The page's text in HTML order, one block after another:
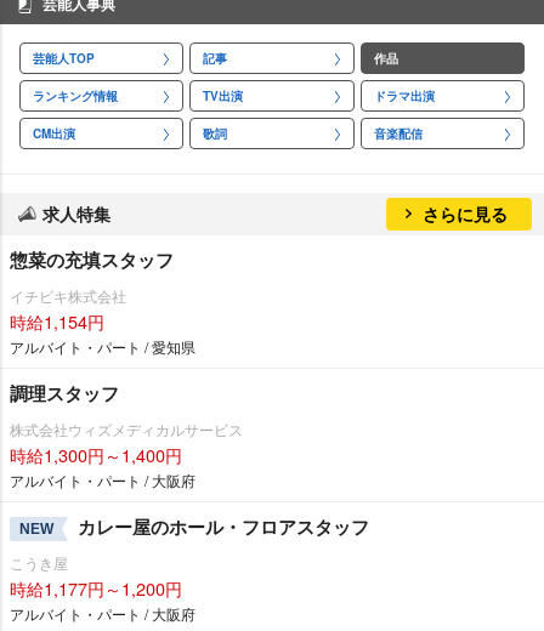
芸能人TOP 記事 作品
ランキング情報 TV出演 ドラマ出演
CM出演 歌詞 音楽配信
求人特集 さらに見る
惣菜の充填スタッフ
イチビキ株式会社
時給1,154円
アルバイト・パート / 愛知県
調理スタッフ
株式会社ウィズメディカルサービス
時給1,300円～1,400円
アルバイト・パート / 大阪府
NEW カレー屋のホール・フロアスタッフ
こうき屋
時給1,177円～1,200円
アルバイト・パート / 大阪府